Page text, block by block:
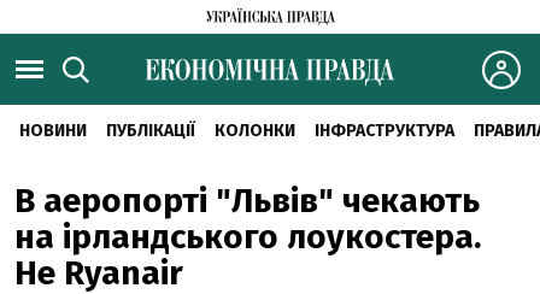
НОВИНИ ПУБЛІКАЦІЇ КОЛОНКИ ІНФРАСТРУКТУРА
В аеропорті "Львів" чекають
на ірландського лоукостера.
Не Ryanair